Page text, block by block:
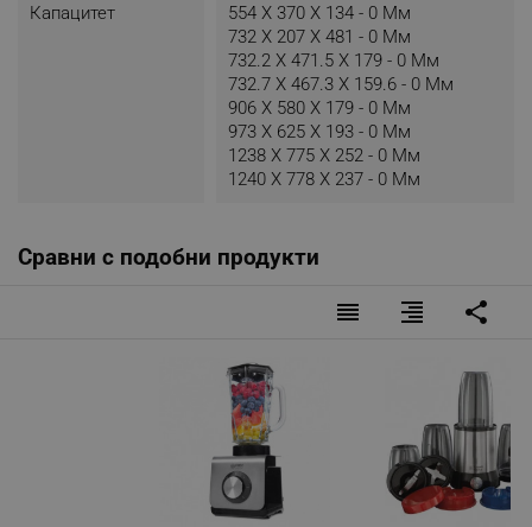
Капацитет
554 X 370 X 134 - 0 Мм
732 X 207 X 481 - 0 Мм
732.2 X 471.5 X 179 - 0 Мм
732.7 X 467.3 X 159.6 - 0 Мм
906 X 580 X 179 - 0 Мм
973 X 625 X 193 - 0 Мм
1238 X 775 X 252 - 0 Мм
1240 X 778 X 237 - 0 Мм
Сравни с подобни продукти
reorder format_align_right share